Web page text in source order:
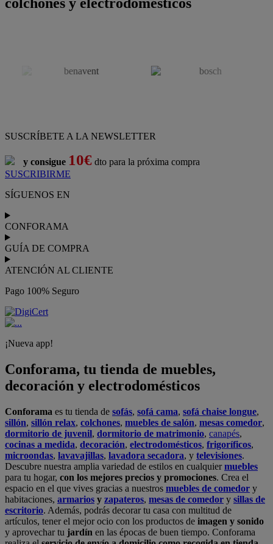
SUSCRÍBETE A LA NEWSLETTER
y consigue 10€ dto para la próxima compra
SUSCRIBIRME
SÍGUENOS EN
CONFORAMA
GUÍA DE COMPRA
ATENCIÓN AL CLIENTE
Pago 100% Seguro
¡Nueva app!
Conforama, tu tienda de muebles,
decoración y electrodomésticos
Conforama es tu tienda de sofás, sofá cama, sofá chaise longue,
sillón, sillón relax, colchones, muebles de salón, mesas comedor,
dormitorio de juvenil, dormitorio de matrimonio, canapés,
cocinas a medida, decoración, electrodomésticos, frigoríficos,
microondas, lavavajillas, lavadora secadora, y televisiones.
Descubre nuestra amplia variedad de estilos en cualquiermuebles
para tu hogar, con los mejores precios y promociones. Crea el
espacio en el que vives gracias a nuestros muebles de comedor y
habitaciones, armarios y zapateros, mesas de comedor y sillas de
escritorio. Además, podrás decorar tu casa con multitud de
artículos, tener el mejor ocio con los productos de imagen y sonido
y aprovechar tu jardín en las épocas de buen tiempo. Conforama